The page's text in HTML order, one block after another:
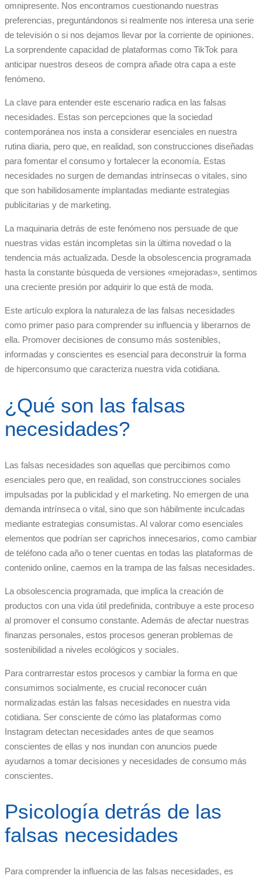
omnipresente. Nos encontramos cuestionando nuestras
preferencias, preguntándonos si realmente nos interesa una serie
de televisión o si nos dejamos llevar por la corriente de opiniones.
La sorprendente capacidad de plataformas como TikTok para
anticipar nuestros deseos de compra añade otra capa a este
fenómeno.
La clave para entender este escenario radica en las falsas
necesidades. Estas son percepciones que la sociedad
contemporánea nos insta a considerar esenciales en nuestra
rutina diaria, pero que, en realidad, son construcciones diseñadas
para fomentar el consumo y fortalecer la economía. Estas
necesidades no surgen de demandas intrínsecas o vitales, sino
que son habilidosamente implantadas mediante estrategias
publicitarias y de marketing.
La maquinaria detrás de este fenómeno nos persuade de que
nuestras vidas están incompletas sin la última novedad o la
tendencia más actualizada. Desde la obsolescencia programada
hasta la constante búsqueda de versiones «mejoradas», sentimos
una creciente presión por adquirir lo que está de moda.
Este artículo explora la naturaleza de las falsas necesidades
como primer paso para comprender su influencia y liberarnos de
ella. Promover decisiones de consumo más sostenibles,
informadas y conscientes es esencial para deconstruir la forma
de hiperconsumo que caracteriza nuestra vida cotidiana.
¿Qué son las falsas
necesidades?
Las falsas necesidades son aquellas que percibimos como
esenciales pero que, en realidad, son construcciones sociales
impulsadas por la publicidad y el marketing. No emergen de una
demanda intrínseca o vital, sino que son hábilmente inculcadas
mediante estrategias consumistas. Al valorar como esenciales
elementos que podrían ser caprichos innecesarios, como cambiar
de teléfono cada año o tener cuentas en todas las plataformas de
contenido online, caemos en la trampa de las falsas necesidades.
La obsolescencia programada, que implica la creación de
productos con una vida útil predefinida, contribuye a este proceso
al promover el consumo constante. Además de afectar nuestras
finanzas personales, estos procesos generan problemas de
sostenibilidad a niveles ecológicos y sociales.
Para contrarrestar estos procesos y cambiar la forma en que
consumimos socialmente, es crucial reconocer cuán
normalizadas están las falsas necesidades en nuestra vida
cotidiana. Ser consciente de cómo las plataformas como
Instagram detectan necesidades antes de que seamos
conscientes de ellas y nos inundan con anuncios puede
ayudarnos a tomar decisiones y necesidades de consumo más
conscientes.
Psicología detrás de las
falsas necesidades
Para comprender la influencia de las falsas necesidades, es